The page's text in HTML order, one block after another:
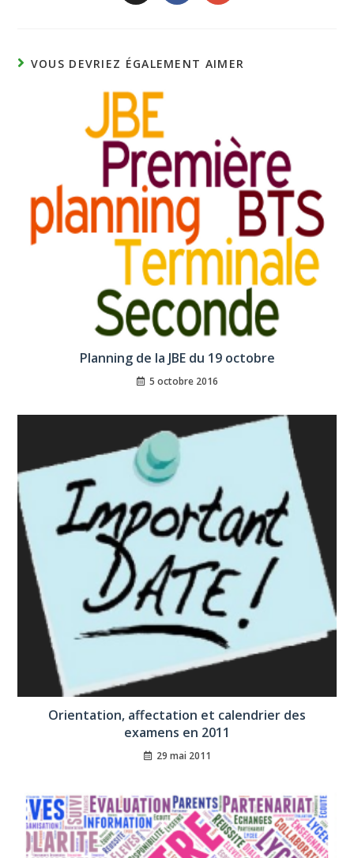
VOUS DEVRIEZ ÉGALEMENT AIMER
Planning de la JBE du 19 octobre
5 octobre 2016
Orientation, affectation et calendrier des
examens en 2011
29 mai 2011